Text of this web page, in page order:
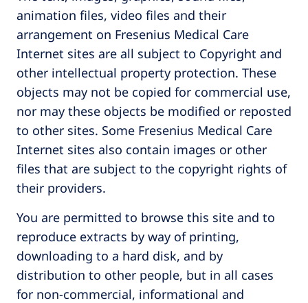
animation files, video files and their
arrangement on Fresenius Medical Care
Internet sites are all subject to Copyright and
other intellectual property protection. These
objects may not be copied for commercial use,
nor may these objects be modified or reposted
to other sites. Some Fresenius Medical Care
Internet sites also contain images or other
files that are subject to the copyright rights of
their providers.
You are permitted to browse this site and to
reproduce extracts by way of printing,
downloading to a hard disk, and by
distribution to other people, but in all cases
for non-commercial, informational and